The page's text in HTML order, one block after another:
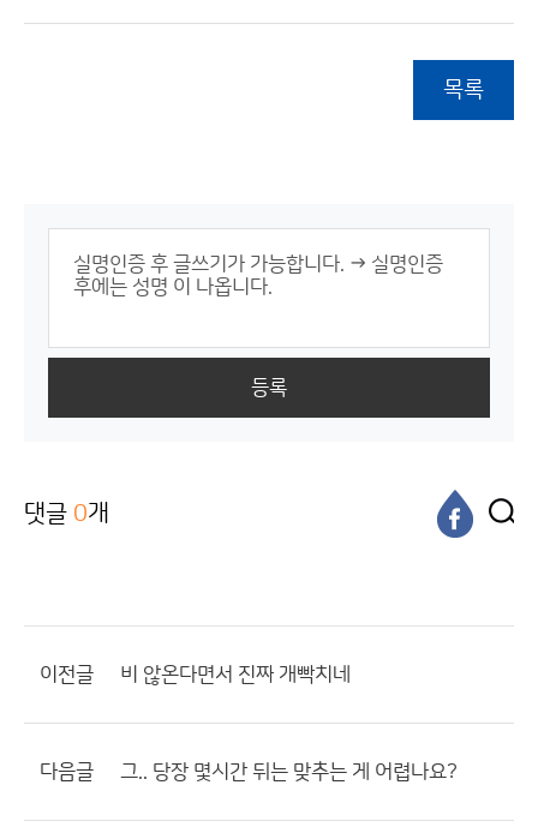
목록
등록
댓글 0개
이전글 비 않온다면서 진짜 개빡치네
다음글 그.. 당장 몇시간 뒤는 맞추는 게 어렵나요?